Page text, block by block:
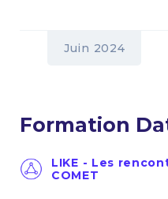
Juin 2024
Formation
LIKE - Les
COMET